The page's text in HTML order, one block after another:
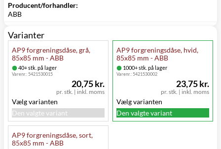
Producent/forhandler:
ABB
Varianter
AP9 forgreningsdåse, grå,
85x85 mm - ABB
40+ stk. på lager
Varenr.: 5421530015
pr. stk. | inkl. moms
20,75 kr.
Vælg varianten
Den valgte variant
AP9 forgreningsdåse, hvid,
85x85 mm - ABB
1000+ stk. på lager
Varenr.: 5421530002
pr. stk. | inkl. moms
23,75 kr.
Vælg varianten
Den valgte variant
AP9 forgreningsdåse, sort,
85x85 mm - ABB